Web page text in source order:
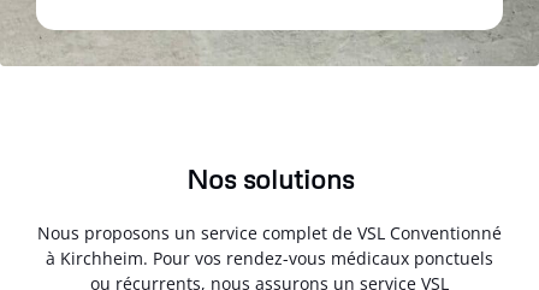
Nos solutions
Nous proposons un service complet de VSL Conventionné
à Kirchheim. Pour vos rendez-vous médicaux ponctuels
ou récurrents, nous assurons un service VSL